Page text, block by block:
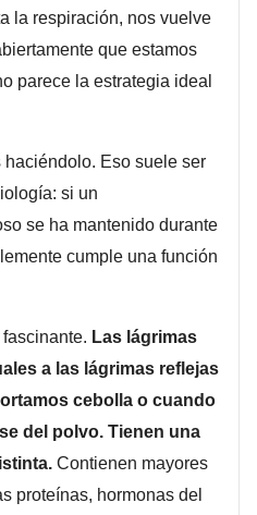
la respiración, nos vuelve
que estamos
parece la estrategia ideal
Eso suele ser
si un
se ha mantenido durante
cumple una función
Las lágrimas
a las lágrimas reflejas
cebolla o cuando
del polvo. Tienen una
Contienen mayores
proteínas, hormonas del